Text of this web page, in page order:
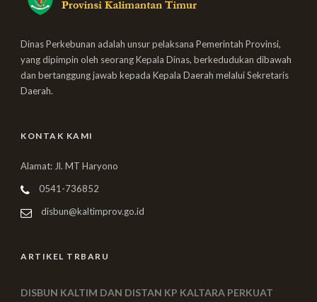
Dinas Perkebunan adalah unsur pelaksana Pemerintah Provinsi,
yang dipimpin oleh seorang Kepala Dinas, berkedudukan dibawah
dan bertanggung jawab kepada Kepala Daerah melalui Sekretaris
Daerah.
KONTAK KAMI
Alamat: Jl. MT Haryono
0541-736852
disbun@kaltimprov.go.id
ARTIKEL TRBARU
DISBUN KALTIM DAN DISTAN KP KALTARA PERKUAT